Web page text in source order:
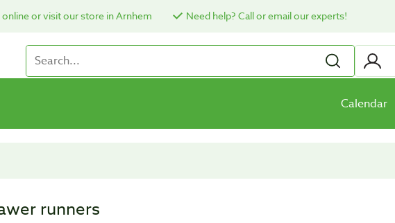
online or visit our store in Arnhem Need help? Call or email our experts!
Calendar
runners